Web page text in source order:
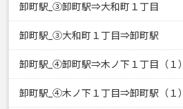
卸町駅_③卸町駅⇒大和町１丁目
卸町駅_③大和町１丁目⇒卸町駅
卸町駅_④卸町駅⇒木ノ下１丁目（１）
卸町駅_④木ノ下１丁目⇒卸町駅（１）